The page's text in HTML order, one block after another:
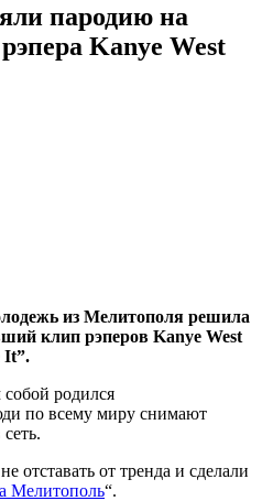
пародию на
Kаnye West
из Мелитополя решила
клип рэперов Kаnye West
It”.
родился
по всему миру снимают
от тренда и сделали
Мелитополь“.